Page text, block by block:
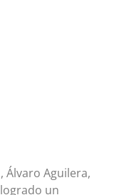
Álvaro Aguilera,
un